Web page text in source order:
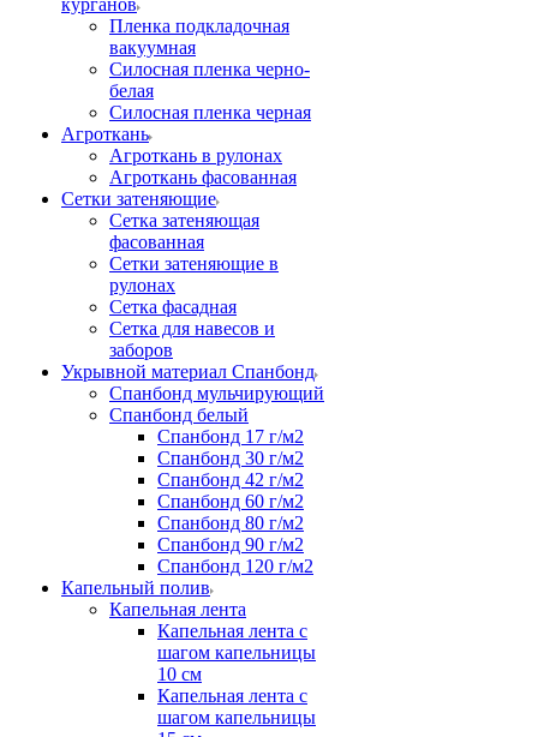
курганов
Пленка подкладочная
вакуумная
Силосная пленка черно-
белая
Силосная пленка черная
Агроткань
Агроткань в рулонах
Агроткань фасованная
Сетки затеняющие
Сетка затеняющая
фасованная
Сетки затеняющие в
рулонах
Сетка фасадная
Сетка для навесов и
заборов
Укрывной материал Спанбонд
Спанбонд мульчирующий
Спанбонд белый
Спанбонд 17 г/м2
Спанбонд 30 г/м2
Спанбонд 42 г/м2
Спанбонд 60 г/м2
Спанбонд 80 г/м2
Спанбонд 90 г/м2
Спанбонд 120 г/м2
Капельный полив
Капельная лента
Капельная лента с
шагом капельницы
10 см
Капельная лента с
шагом капельницы